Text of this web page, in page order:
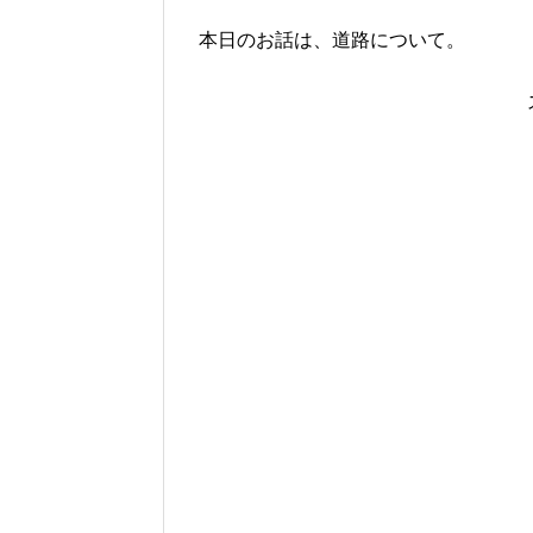
本日のお話は、道路について。